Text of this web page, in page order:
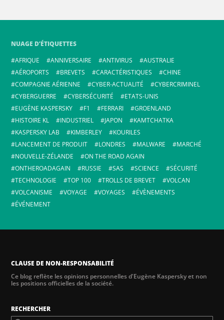
NUAGE D’ÉTIQUETTES
AFRIQUE
ANNIVERSAIRE ANTIVIRUS
AUSTRALIE
AÉROPORTS
BREVETS CARACTÉRISTIQUES
CHINE
COMPAGNIE AÉRIENNE
CYBER-ACTUALITÉ
CYBERCRIMINEL
CYBERGUERRE
CYBERSÉCURITÉ
ETATS-UNIS
EUGÈNE KASPERSKY
F1 FERRARI
GROENLAND
HISTOIRE KL
INDUSTRIEL JAPON
KAMTCHATKA
KASPERSKY LAB
KIMBERLEY
KOURILES
LANCEMENT DE PRODUIT
LONDRES MALWARE
MARCHÉ
NOUVELLE-ZÉLANDE
ON THE ROAD AGAIN
ONTHEROADAGAIN
RUSSIE SAS SCIENCE
SÉCURITÉ
TECHNOLOGIE
TOP 100 TROLLS DE BREVET
VOLCAN
VOLCANISME
VOYAGE VOYAGES
ÉVÈNEMENTS
ÉVÉNEMENT
CLAUSE DE NON-RESPONSABILITÉ
Ce blog reflète les opinions personnelles d'Eugène Kaspersky et non
les positions officielles de la société.
RECHERCHER